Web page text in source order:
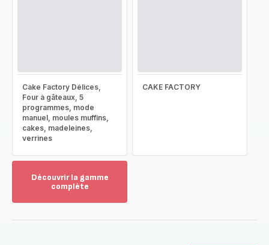
Cake Factory Délices,
Four à gâteaux, 5
programmes, mode
manuel, moules muffins,
cakes, madeleines,
verrines
CAKE FACTORY
Découvrir la gamme
complète